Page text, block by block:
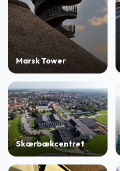
Marsk Tower
Skærbækcentret